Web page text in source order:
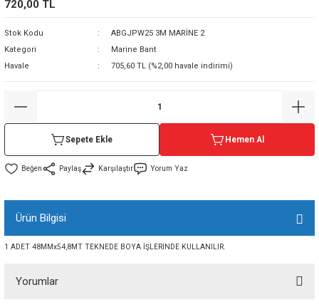
720,00 TL
Stok Kodu
ABGJPW25 3M MARİNE 2
Kategori
Marine Bant
Havale
705,60 TL (%2,00 havale indirimi)
Sepete Ekle Hemen Al
Paylaş Karşılaştır Yorum Yaz
Ürün Bilgisi
1 ADET 48MMx54,8MT TEKNEDE BOYA İŞLERİNDE KULLANILIR.
Yorumlar